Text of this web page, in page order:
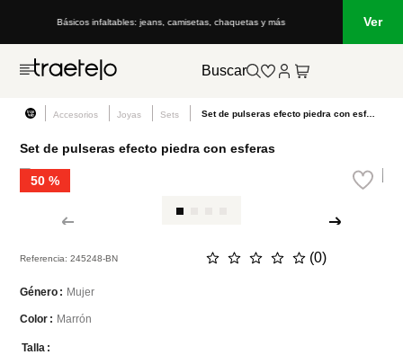
Básicos infaltables: jeans, camisetas, chaquetas y más Ver
Buscar
Accesorios Joyas Sets Set de pulseras efecto piedra con esferas
Set de pulseras efecto piedra con esferas
50 %
Referencia:245248-BN ☆ ☆ ☆ ☆ ☆ (0)
Género Mujer
Color Marrón
Talla